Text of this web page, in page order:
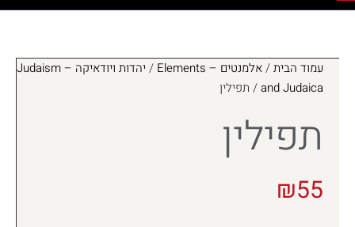
עמוד הבית/אלמנטים – Elements /
יהדות ויודאיקה – Judaism
and Judaica/ תפילין
תפילין
₪55